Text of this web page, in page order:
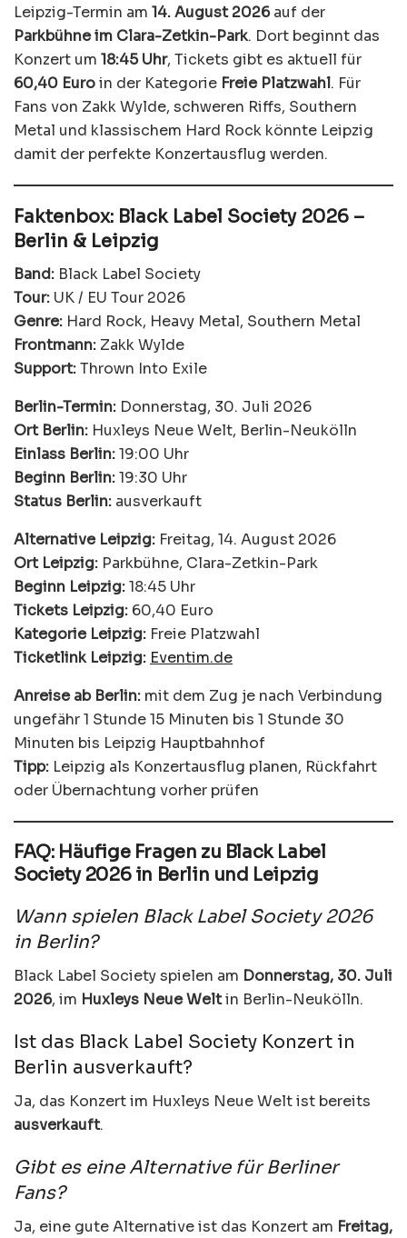
Leipzig-Termin am 14. August 2026auf der
Parkbühne im Clara-Zetkin-Park. Dort beginnt das
Konzert um 18:45 Uhr, Tickets gibt es aktuell für
60,40 Euroin der Kategorie Freie Platzwahl. Für
Fans von Zakk Wylde, schweren Riffs, Southern
Metal und klassischem Hard Rock könnte Leipzig
damit der perfekte Konzertausflug werden.
Faktenbox: Black Label Society 2026 –
Berlin & Leipzig
Band: Black Label Society
Tour: UK / EU Tour 2026
Genre: Hard Rock, Heavy Metal, Southern Metal
Frontmann: Zakk Wylde
Support:Thrown Into Exile
Berlin-Termin: Donnerstag, 30. Juli 2026
Ort Berlin: Huxleys Neue Welt, Berlin-Neukölln
Einlass Berlin:19:00 Uhr
Beginn Berlin:19:30 Uhr
Status Berlin: ausverkauft
Alternative Leipzig: Freitag, 14. August 2026
Ort Leipzig: Parkbühne, Clara-Zetkin-Park
Beginn Leipzig:18:45 Uhr
Tickets Leipzig: 60,40 Euro
Kategorie Leipzig: Freie Platzwahl
Ticketlink Leipzig: Eventim.de
Anreise ab Berlin: mit dem Zug je nach Verbindung
ungefähr 1 Stunde 15 Minuten bis 1 Stunde 30
Minuten bis Leipzig Hauptbahnhof
Tipp: Leipzig als Konzertausflug planen, Rückfahrt
oder Übernachtung vorher prüfen
FAQ: Häufige Fragen zu Black Label
Society 2026 in Berlin und Leipzig
Wann spielen Black Label Society 2026
in Berlin?
Black Label Society spielen am Donnerstag, 30. Juli
2026, im Huxleys Neue Weltin Berlin-Neukölln.
Ist das Black Label Society Konzert in
Berlin ausverkauft?
Ja, das Konzert im Huxleys Neue Welt ist bereits
ausverkauft.
Gibt es eine Alternative für Berliner
Fans?
Ja, eine gute Alternative ist das Konzert am Freitag,